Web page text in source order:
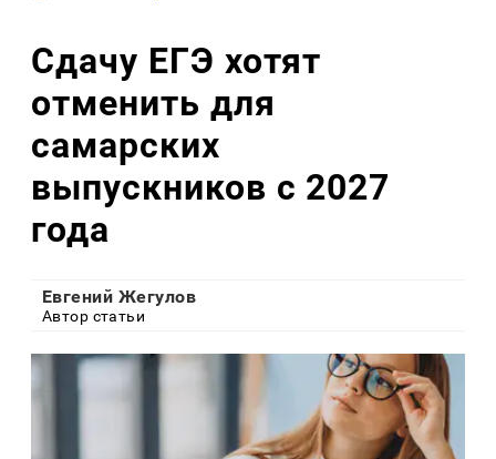
Сдачу ЕГЭ хотят
отменить для
самарских
выпускников с 2027
года
Евгений Жегулов
Автор статьи